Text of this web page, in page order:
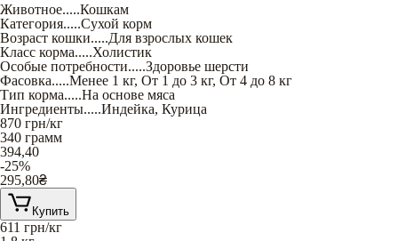
Животное.....Кошкам
Категория.....Сухой корм
Возраст кошки.....Для взрослых кошек
Класс корма.....Холистик
Особые потребности.....Здоровье шерсти
Фасовка.....Менее 1 кг, От 1 до 3 кг, От 4 до 8 кг
Тип корма.....На основе мяса
Ингредиенты.....Индейка, Курица
870 грн/кг
340 грамм
394,40
-25%
295,80₴
Купить
611 грн/кг